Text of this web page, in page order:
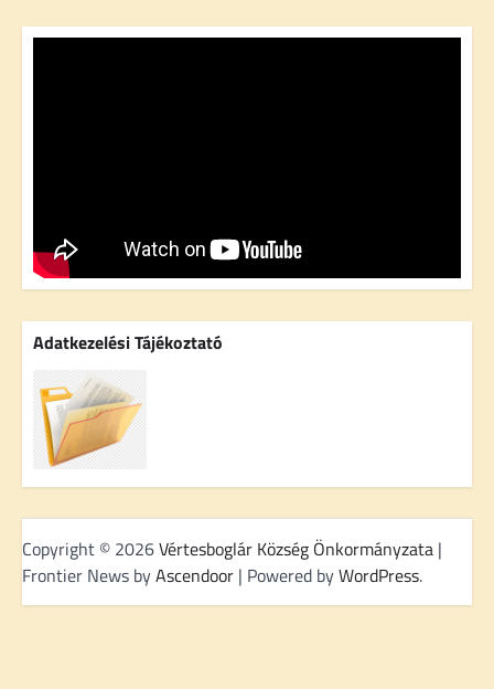
Adatkezelési Tájékoztató
Copyright © 2026Vértesboglár Község Önkormányzata |
Frontier News byAscendoor | Powered byWordPress.